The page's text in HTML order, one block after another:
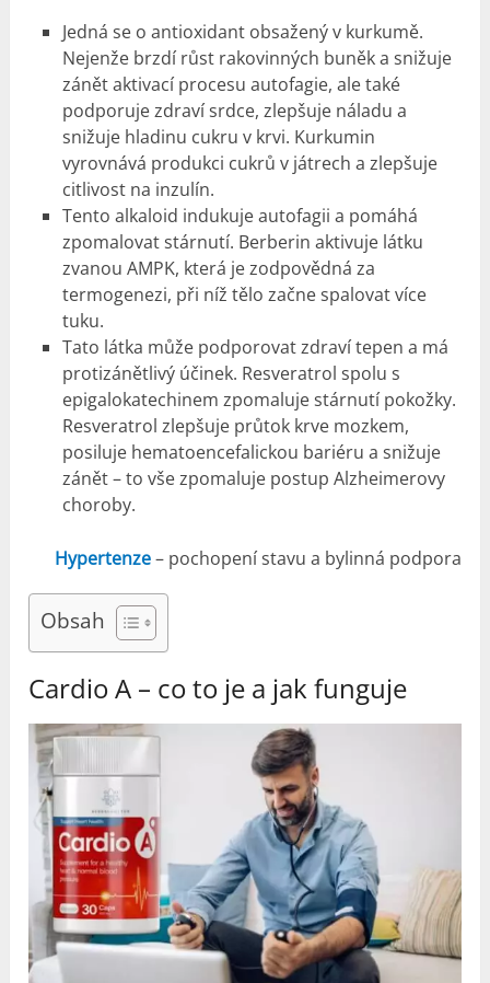
Jedná se o antioxidant obsažený v kurkumě.
Nejenže brzdí růst rakovinných buněk a snižuje
zánět aktivací procesu autofagie, ale také
podporuje zdraví srdce, zlepšuje náladu a
snižuje hladinu cukru v krvi. Kurkumin
vyrovnává produkci cukrů v játrech a zlepšuje
citlivost na inzulín.
Tento alkaloid indukuje autofagii a pomáhá
zpomalovat stárnutí. Berberin aktivuje látku
zvanou AMPK, která je zodpovědná za
termogenezi, při níž tělo začne spalovat více
tuku.
Tato látka může podporovat zdraví tepen a má
protizánětlivý účinek. Resveratrol spolu s
epigalokatechinem zpomaluje stárnutí pokožky.
Resveratrol zlepšuje průtok krve mozkem,
posiluje hematoencefalickou bariéru a snižuje
zánět – to vše zpomaluje postup Alzheimerovy
choroby.
Hypertenze– pochopení stavu a bylinná podpora
Obsah
Cardio A – co to je a jak funguje